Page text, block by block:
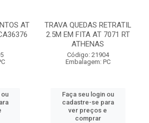
AT
TRAVA QUEDAS RETRATIL
2.5M EM FITA AT 7071 RT
ATHENAS
Código: 21904
Embalagem: PC
Faça seu login ou
cadastre-se para
ver preços e
comprar